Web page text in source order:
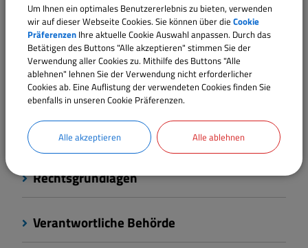
Besondere Hinweise
Fristen
Kosten
Rechtsgrundlagen
Verantwortliche Behörde
Um Ihnen ein optimales Benutzererlebnis zu bieten, verwenden
wir auf dieser Webseite Cookies. Sie können über die Cookie
Präferenzen Ihre aktuelle Cookie Auswahl anpassen. Durch das
Betätigen des Buttons "Alle akzeptieren" stimmen Sie der
Verwendung aller Cookies zu. Mithilfe des Buttons "Alle
ablehnen" lehnen Sie der Verwendung nicht erforderlicher
Cookies ab. Eine Auflistung der verwendeten Cookies finden Sie
ebenfalls in unseren Cookie Präferenzen.
Alle akzeptieren Alle ablehnen